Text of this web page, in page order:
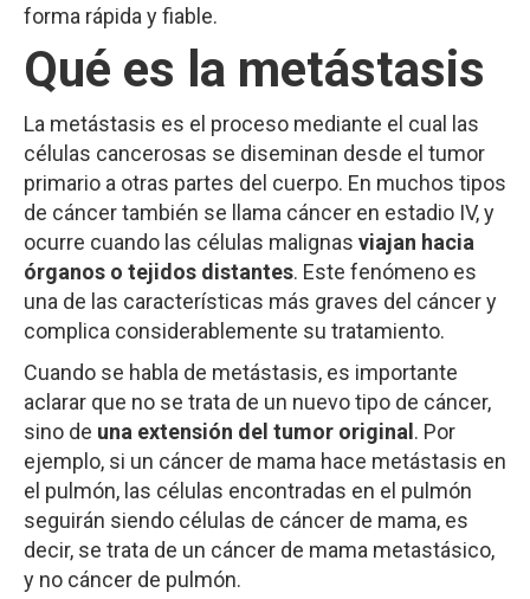
forma rápida y fiable.
Qué es la metástasis
La metástasis es el proceso mediante el cual las
células cancerosas se diseminan desde el tumor
primario a otras partes del cuerpo. En muchos tipos
de cáncer también se llama cáncer en estadio IV, y
ocurre cuando las células malignas viajan hacia
órganos o tejidos distantes. Este fenómeno es
una de las características más graves del cáncer y
complica considerablemente su tratamiento.
Cuando se habla de metástasis, es importante
aclarar que no se trata de un nuevo tipo de cáncer,
sino de una extensión del tumor original . Por
ejemplo, si un cáncer de mama hace metástasis en
el pulmón, las células encontradas en el pulmón
seguirán siendo células de cáncer de mama, es
decir, se trata de un cáncer de mama metastásico,
y no cáncer de pulmón.